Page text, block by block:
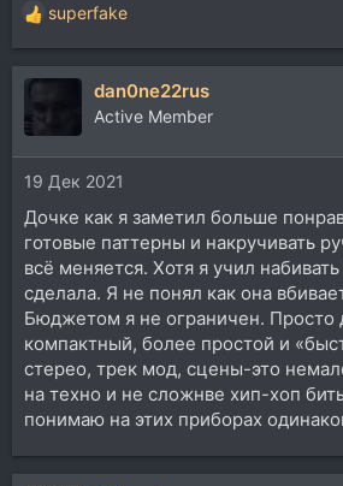
Р
е
а
ц
и
и
:
superfake
dan0ne22rus
Active Member
19 Дек 2021
Дочке как я заметил больше
готовые паттерны и накручивать
всё меняется. Хотя я учил
сделала. Я не понял как она
Бюджетом я не ограничен. Просто
компактный, более простой и
стерео, трек мод, сцены-это
на техно и не сложнве хип-хоп
понимаю на этих приборах